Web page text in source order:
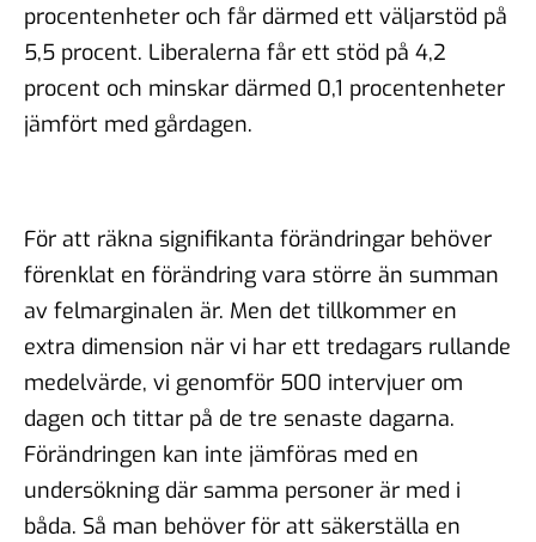
procentenheter och får därmed ett väljarstöd på
5,5 procent. Liberalerna får ett stöd på 4,2
procent och minskar därmed 0,1 procentenheter
jämfört med gårdagen.
För att räkna signifikanta förändringar behöver
förenklat en förändring vara större än summan
av felmarginalen är. Men det tillkommer en
extra dimension när vi har ett tredagars rullande
medelvärde, vi genomför 500 intervjuer om
dagen och tittar på de tre senaste dagarna.
Förändringen kan inte jämföras med en
undersökning där samma personer är med i
båda. Så man behöver för att säkerställa en